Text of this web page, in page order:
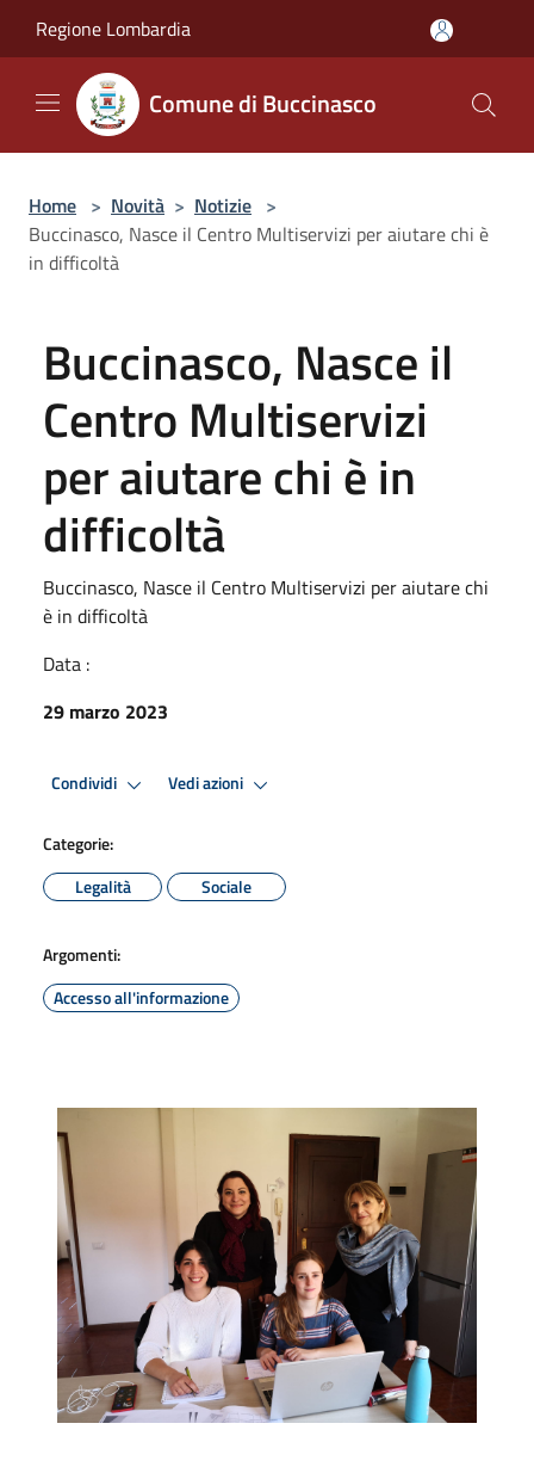
Regione Lombardia
Comune di Buccinasco
Home > Novità > Notizie >
Buccinasco, Nasce il Centro Multiservizi per aiutare chi è
in difficoltà
Buccinasco, Nasce il
Centro Multiservizi
per aiutare chi è in
difficoltà
Buccinasco, Nasce il Centro Multiservizi per aiutare chi
è in difficoltà
Data :
29 marzo 2023
Condividi Vedi azioni
Categorie:
Legalità
Sociale
Argomenti:
Accesso all'informazione